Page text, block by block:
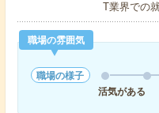
T業界での
職場の雰囲気
職場の様子
活気がある